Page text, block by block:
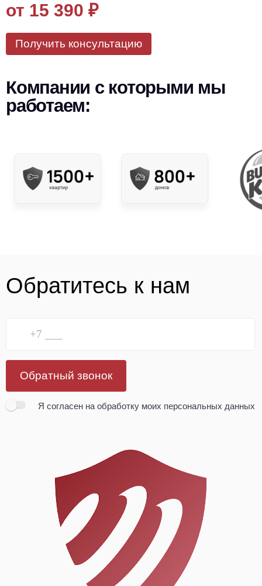
от 15 390 ₽
Получить консультацию
Компании с которыми мы
работаем:
Обратитесь к нам
Обратный звонок
Я согласен на обработку моих персональных данных